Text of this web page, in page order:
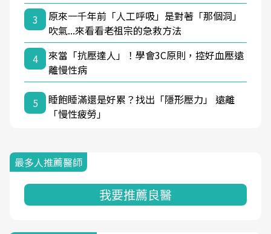
3
原來一千年前「人工呼吸」是對著「那個洞」
吹氣...來看看老祖宗的急救方法
4
來當「抗壓達人」！學會3C原則，控好血壓遠
離慢性病
5
睡飽睡滿還是好累？找出「隱形壓力」 遠離
「慢性疲勞」
最多人推薦醫師
我要推薦良醫